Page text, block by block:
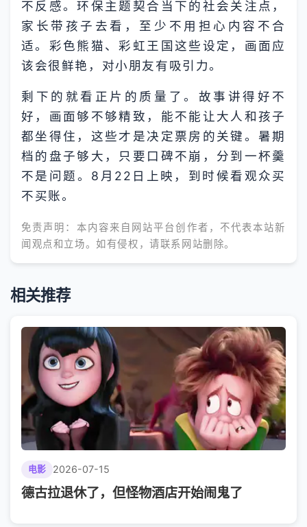
不反感。环保主题契合当下的社会关注点，
家长带孩子去看，至少不用担心内容不合
适。彩色熊猫、彩虹王国这些设定，画面应
该会很鲜艳，对小朋友有吸引力。
剩下的就看正片的质量了。故事讲得好不
好，画面够不够精致，能不能让大人和孩子
都坐得住，这些才是决定票房的关键。暑期
档的盘子够大，只要口碑不崩，分到一杯羹
不是问题。8月22日上映，到时候看观众买
不买账。
免责声明：本内容来自网站平台创作者，不代表本站新
闻观点和立场。如有侵权，请联系网站删除。
相关推荐
电影 2026-07-15
德古拉退休了，但怪物酒店开始闹鬼了